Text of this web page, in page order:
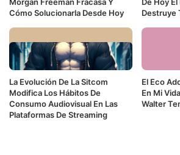
Cómo Solucionarla Desde Hoy
Destruye
La Evolución De La Sitcom
Modifica Los Hábitos De
Consumo Audiovisual En Las
Plataformas De Streaming
El Eco
En Mi
Walter